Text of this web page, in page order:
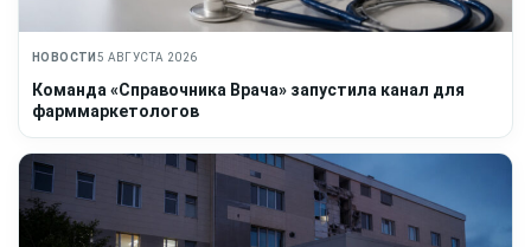
НОВОСТИ 5 АВГУСТА 2026
Команда «Справочника Врача» запустила канал для
фарммаркетологов